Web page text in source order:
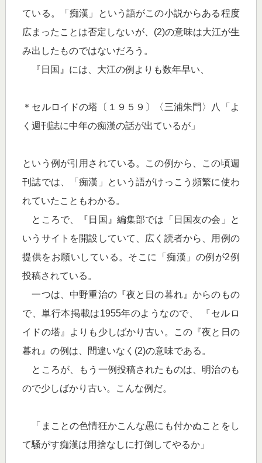
ている。「痴漢」という語がこの小説からある程度
広まったことは否定しないが、(2)の意味は大江が生
み出したものではないだろう。
『日国』には、大江の例よりも数年早い、
＊セルロイドの塔〔１９５９〕〈三浦朱門〉八「よ
く週刊誌に中年の痴漢の話が出ているが」
という例が引用されている。この例から、この頃週
刊誌では、「痴漢」という語がけっこう頻繁に使わ
れていたこともわかる。
ところで、『日国』編集部では「日国友の会」と
いうサイトを開設していて、広く読者から、用例の
提供をお願いしている。そこに「痴漢」の例が2例
投稿されている。
一つは、中野重治の『夜と日の暮れ』からのもの
で、単行本掲載は1955年のようなので、 『セルロ
イドの塔』よりも少しばかり古い。この『夜と日の
暮れ』の例は、間違いなく(2)の意味である。
ところが、もう一例投稿されたものは、明治のも
ので少しばかり古い。こんな例だ。
「まことの色情狂かこんな愚にも付かぬことをし
て騒がす痴漢は用捨なしに打倒してやるか」